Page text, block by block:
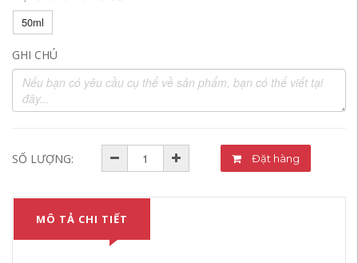
50ml
GHI CHÚ
SỐ LƯỢNG: Đặt hàng
MÔ TẢ CHI TIẾT